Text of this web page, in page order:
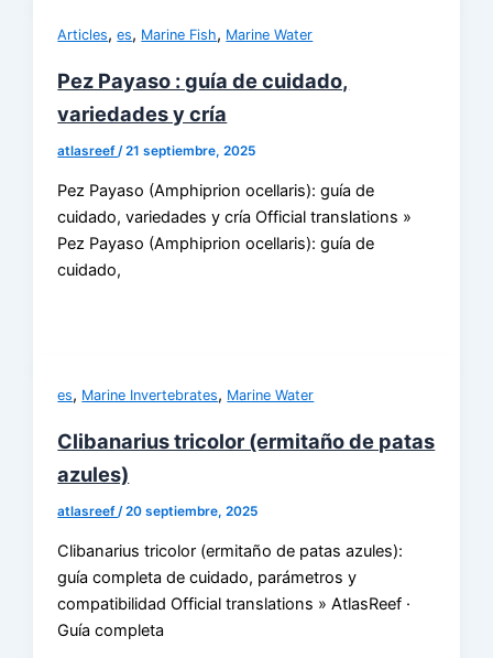
Articles,es, Marine Fish, Marine Water
Pez Payaso : guía de cuidado,
variedades y cría
atlasreef/21 septiembre, 2025
Pez Payaso (Amphiprion ocellaris): guía de
cuidado, variedades y cría Official translations »
Pez Payaso (Amphiprion ocellaris): guía de
cuidado,
es, Marine Invertebrates, Marine Water
Clibanarius tricolor (ermitaño de patas
azules)
atlasreef/20 septiembre, 2025
Clibanarius tricolor (ermitaño de patas azules):
guía completa de cuidado, parámetros y
compatibilidad Official translations » AtlasReef ·
Guía completa